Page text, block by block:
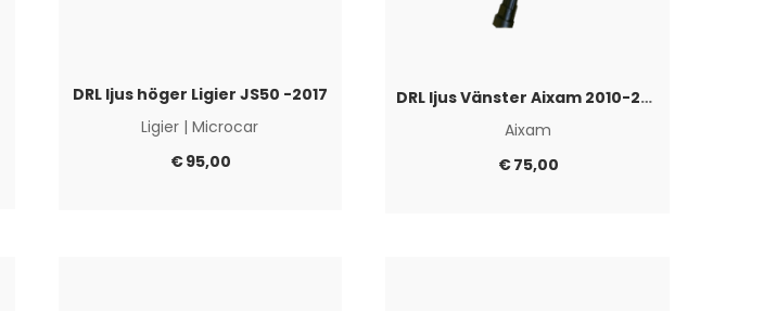
DRL ljus höger Ligier JS50 -2017
Ligier |Microcar
€95,00
DRL ljus Vänster Aixam 2010-2013
Aixam
€75,00